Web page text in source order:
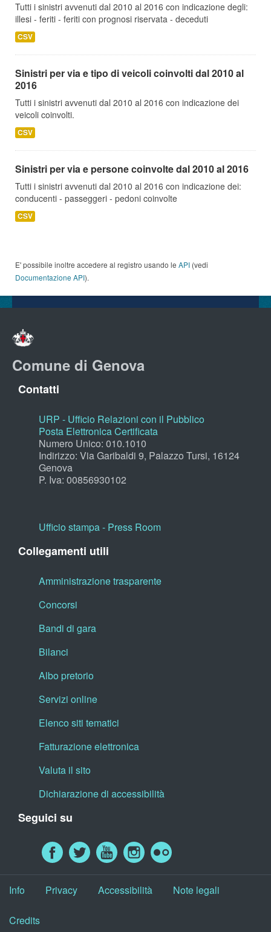
Tutti i sinistri avvenuti dal 2010 al 2016 con indicazione degli:
illesi - feriti - feriti con prognosi riservata - deceduti
CSV
Sinistri per via e tipo di veicoli coinvolti dal 2010 al
2016
Tutti i sinistri avvenuti dal 2010 al 2016 con indicazione dei
veicoli coinvolti.
CSV
Sinistri per via e persone coinvolte dal 2010 al 2016
Tutti i sinistri avvenuti dal 2010 al 2016 con indicazione dei:
conducenti - passeggeri - pedoni coinvolte
CSV
E' possibile inoltre accedere al registro usando le API (vedi
Documentazione API).
Comune di Genova
Contatti
URP - Ufficio Relazioni con il Pubblico
Posta Elettronica Certificata
Numero Unico: 010.1010
Indirizzo: Via Garibaldi 9, Palazzo Tursi, 16124
Genova
P. Iva: 00856930102
Ufficio stampa - Press Room
Collegamenti utili
Amministrazione trasparente
Concorsi
Bandi di gara
Bilanci
Albo pretorio
Servizi online
Elenco siti tematici
Fatturazione elettronica
Valuta il sito
Dichiarazione di accessibilità
Seguici su
Info Privacy Accessibilità Note legali
Credits